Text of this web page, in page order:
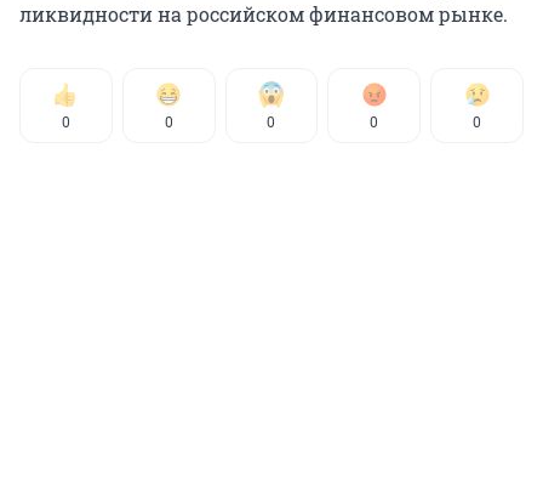
ликвидности на российском финансовом рынке.
0 0 0 0 0